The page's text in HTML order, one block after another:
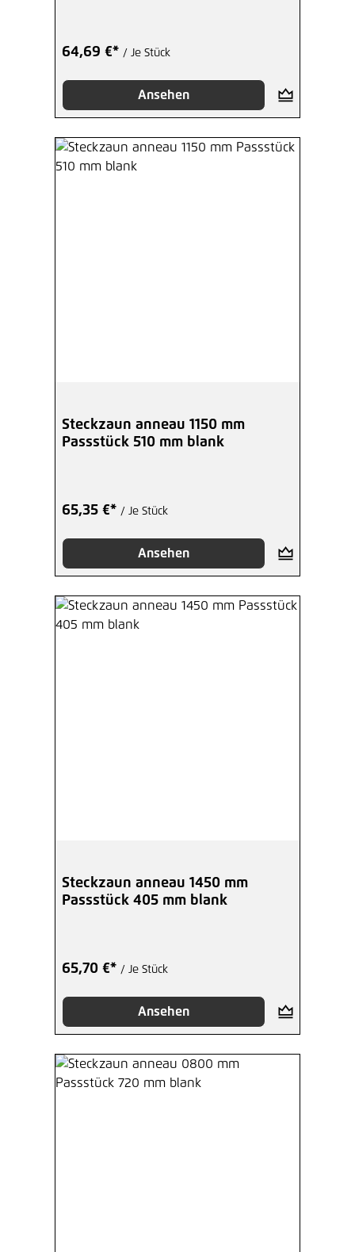
64,69 €* / Je Stück
Ansehen
Steckzaun anneau 1150 mm
Passstück 510 mm blank
65,35 €* / Je Stück
Ansehen
Steckzaun anneau 1450 mm
Passstück 405 mm blank
65,70 €* / Je Stück
Ansehen